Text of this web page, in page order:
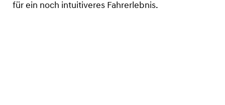
für ein noch intuitiveres Fahrerlebnis.